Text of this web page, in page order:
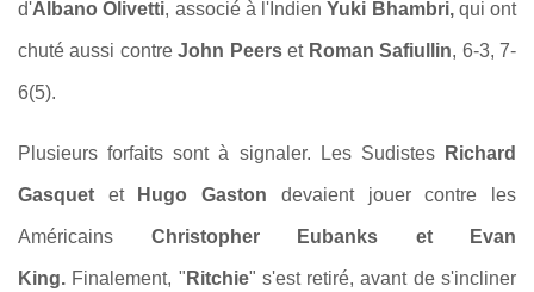
d'Albano Olivetti, associé à l'IndienYuki Bhambri, qui ont
chuté aussi contreJohn Peerset Roman Safiullin, 6-3, 7-
6(5).
Plusieurs forfaits sont à signaler. Les SudistesRichard
Gasquet etHugo Gaston devaient jouer contre les
Américains Christopher Eubanks et Evan
King. Finalement, " Ritchie" s'est retiré, avant de s'incliner